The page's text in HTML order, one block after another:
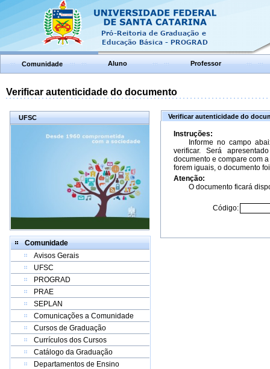
Comunidade Aluno Professor
Verificar autenticidade do documento
UFSC
Comunidade
Avisos Gerais
UFSC
PROGRAD
PRAE
SEPLAN
Comunicações a Comunidade
Cursos de Graduação
Currículos dos Cursos
Catálogo da Graduação
Departamentos de Ensino
Verificar autenticidade do
Instruções:
Informe no campo
verificar. Será
documento e compare com
forem iguais, o documento
Atenção:
O documento ficará
Código: